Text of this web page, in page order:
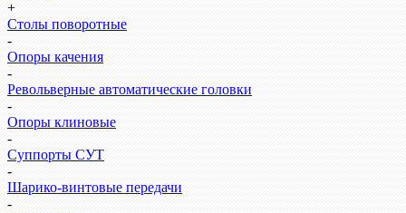
+
Столы поворотные
-
Опоры качения
-
Револьверные автоматические головки
-
Опоры клиновые
-
Суппорты СУТ
-
Шарико-винтовые передачи
-